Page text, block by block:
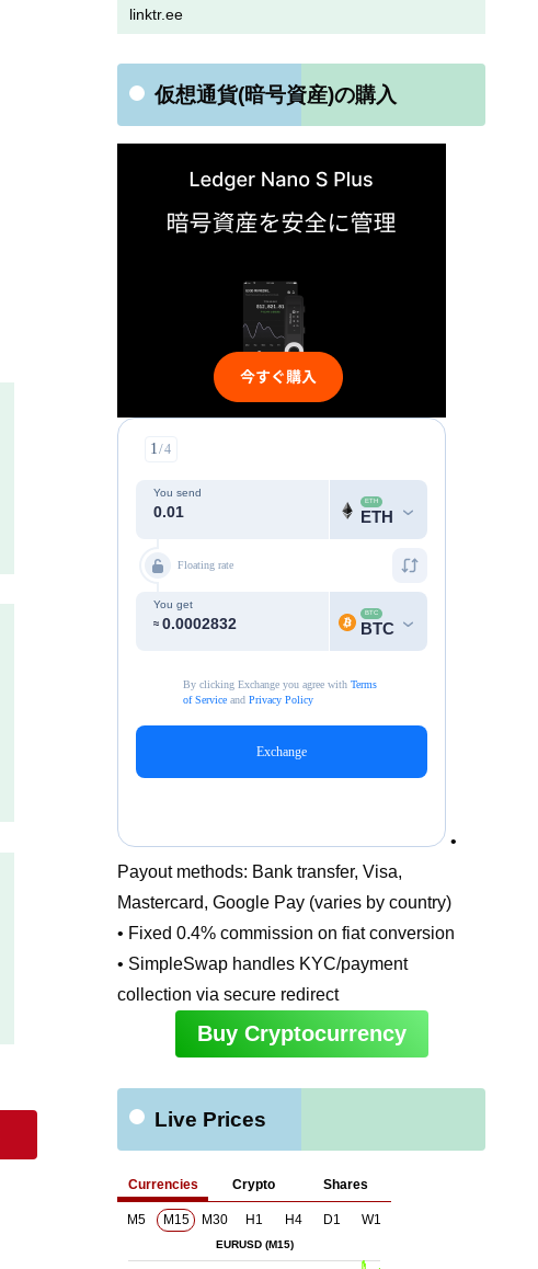
linktr.ee
仮想通貨(暗号資産)の購入
•
Payout methods: Bank transfer, Visa,
Mastercard, Google Pay (varies by country)
• Fixed 0.4% commission on fiat conversion
• SimpleSwap handles KYC/payment
collection via secure redirect
Buy Cryptocurrency
Live Prices